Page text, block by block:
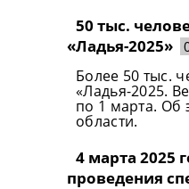
50 тыс.
«Ладья-2025»
Более 50 тыс.
«Ладья-2025.
по 1 марта. Об
области.
4 марта 2025
проведения